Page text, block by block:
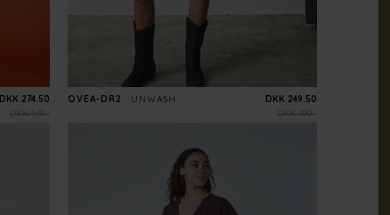
DKK 549.-
DKK 274.50 OVEA-DR2
UNWASH
DKK 499.-
DKK 249.50